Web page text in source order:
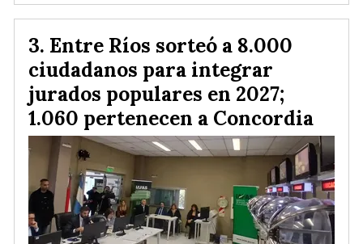
Entre Ríos sorteó a 8.000
ciudadanos para integrar
jurados populares en 2027;
1.060 pertenecen a Concordia